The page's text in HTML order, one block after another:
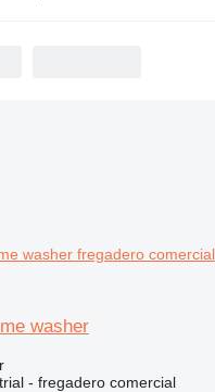
washer
- fregadero comercial